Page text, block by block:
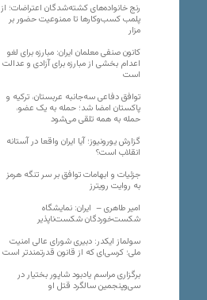
رنج خانواده‌های کشته‌شدگان اعتراضات؛ از
پلمب کسب‌وکارها تا ممنوعیت حضور بر
مزار
کانون صنفی معلمان ایران: مبارزه برای لغو
اعدام بخشی از مبارزه برای آزادی و عدالت
است
توافق دفاعی سه‌جانبه عربستان، ترکیه و
پاکستان امضا شد؛ حمله به یک عضو،
حمله به همه تلقی می‌شود
گزارش یورونیوز؛ آیا ایران واقعا در آستانه
انقلاب است؟
جزئیات و ابهامات توافق بر سر تنگه هرمز
به روایت رویترز
امیر طاهری – ایران: نمایشگاه
شکست‌خوردگان شکست‌ناپذیر
سولماز ایکدر: دبیری شورای عالی امنیت
ملی؛ کرسی‌ای که از قانون قدرتمندتر است
برگزاری مراسم یادبود شاپور بختیار در
سی‌وپنجمین سالگرد قتل او